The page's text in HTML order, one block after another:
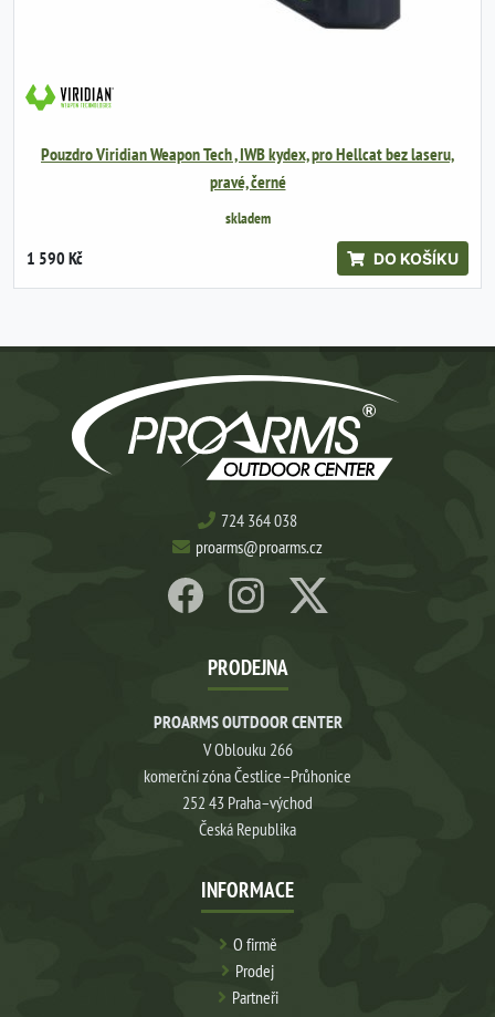
Pouzdro Viridian Weapon Tech , IWB kydex, pro Hellcat bez laseru,
pravé, černé
skladem
1 590 Kč DO KOŠÍKU
724 364 038
proarms@proarms.cz
PRODEJNA
PROARMS OUTDOOR CENTER
V Oblouku 266
komerční zóna Čestlice–Průhonice
252 43 Praha–východ
Česká Republika
INFORMACE
O firmě
Prodej
Partneři